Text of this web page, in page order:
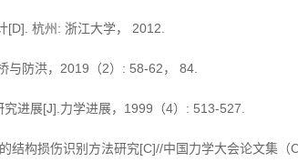
[D]. 杭州: 浙江大学， 2012.
与防洪，2019（2）: 58-62， 84.
进展[J].力学进展，1999（4）: 513-527.
结构损伤识别方法研究[C]//中国力学大会论文集（